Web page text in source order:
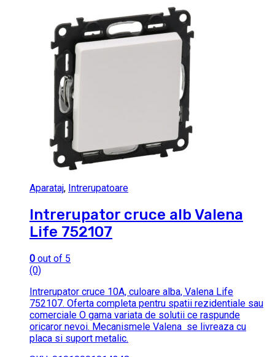
Aparataj, Intrerupatoare
Intrerupator cruce alb Valena
Life 752107
0 out of 5
(0)
Intrerupator cruce 10A, culoare alba, Valena Life
752107. Oferta completa pentru spatii rezidentiale sau
comerciale O gama variata de solutii ce raspunde
oricaror nevoi. Mecanismele Valena se livreaza cu
placa si suport metalic.